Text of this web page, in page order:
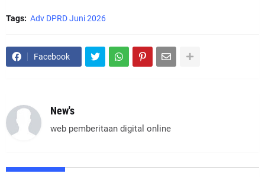
Tags: Adv DPRD Juni 2026
Facebook
New's
web pemberitaan digital online